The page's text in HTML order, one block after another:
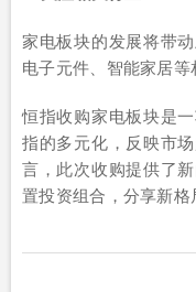
家电板块的发展将带
电子元件、智能家居等
恒指收购家电板块是
指的多元化，反映市
言，此次收购提供了
置投资组合，分享新格